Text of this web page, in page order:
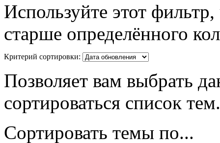
Используйте этот
старше определённого
Критерий сортировки:
Позволяет вам выбрать
сортироваться список тем.
Сортировать темы по...